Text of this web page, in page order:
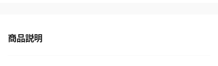
商品説明